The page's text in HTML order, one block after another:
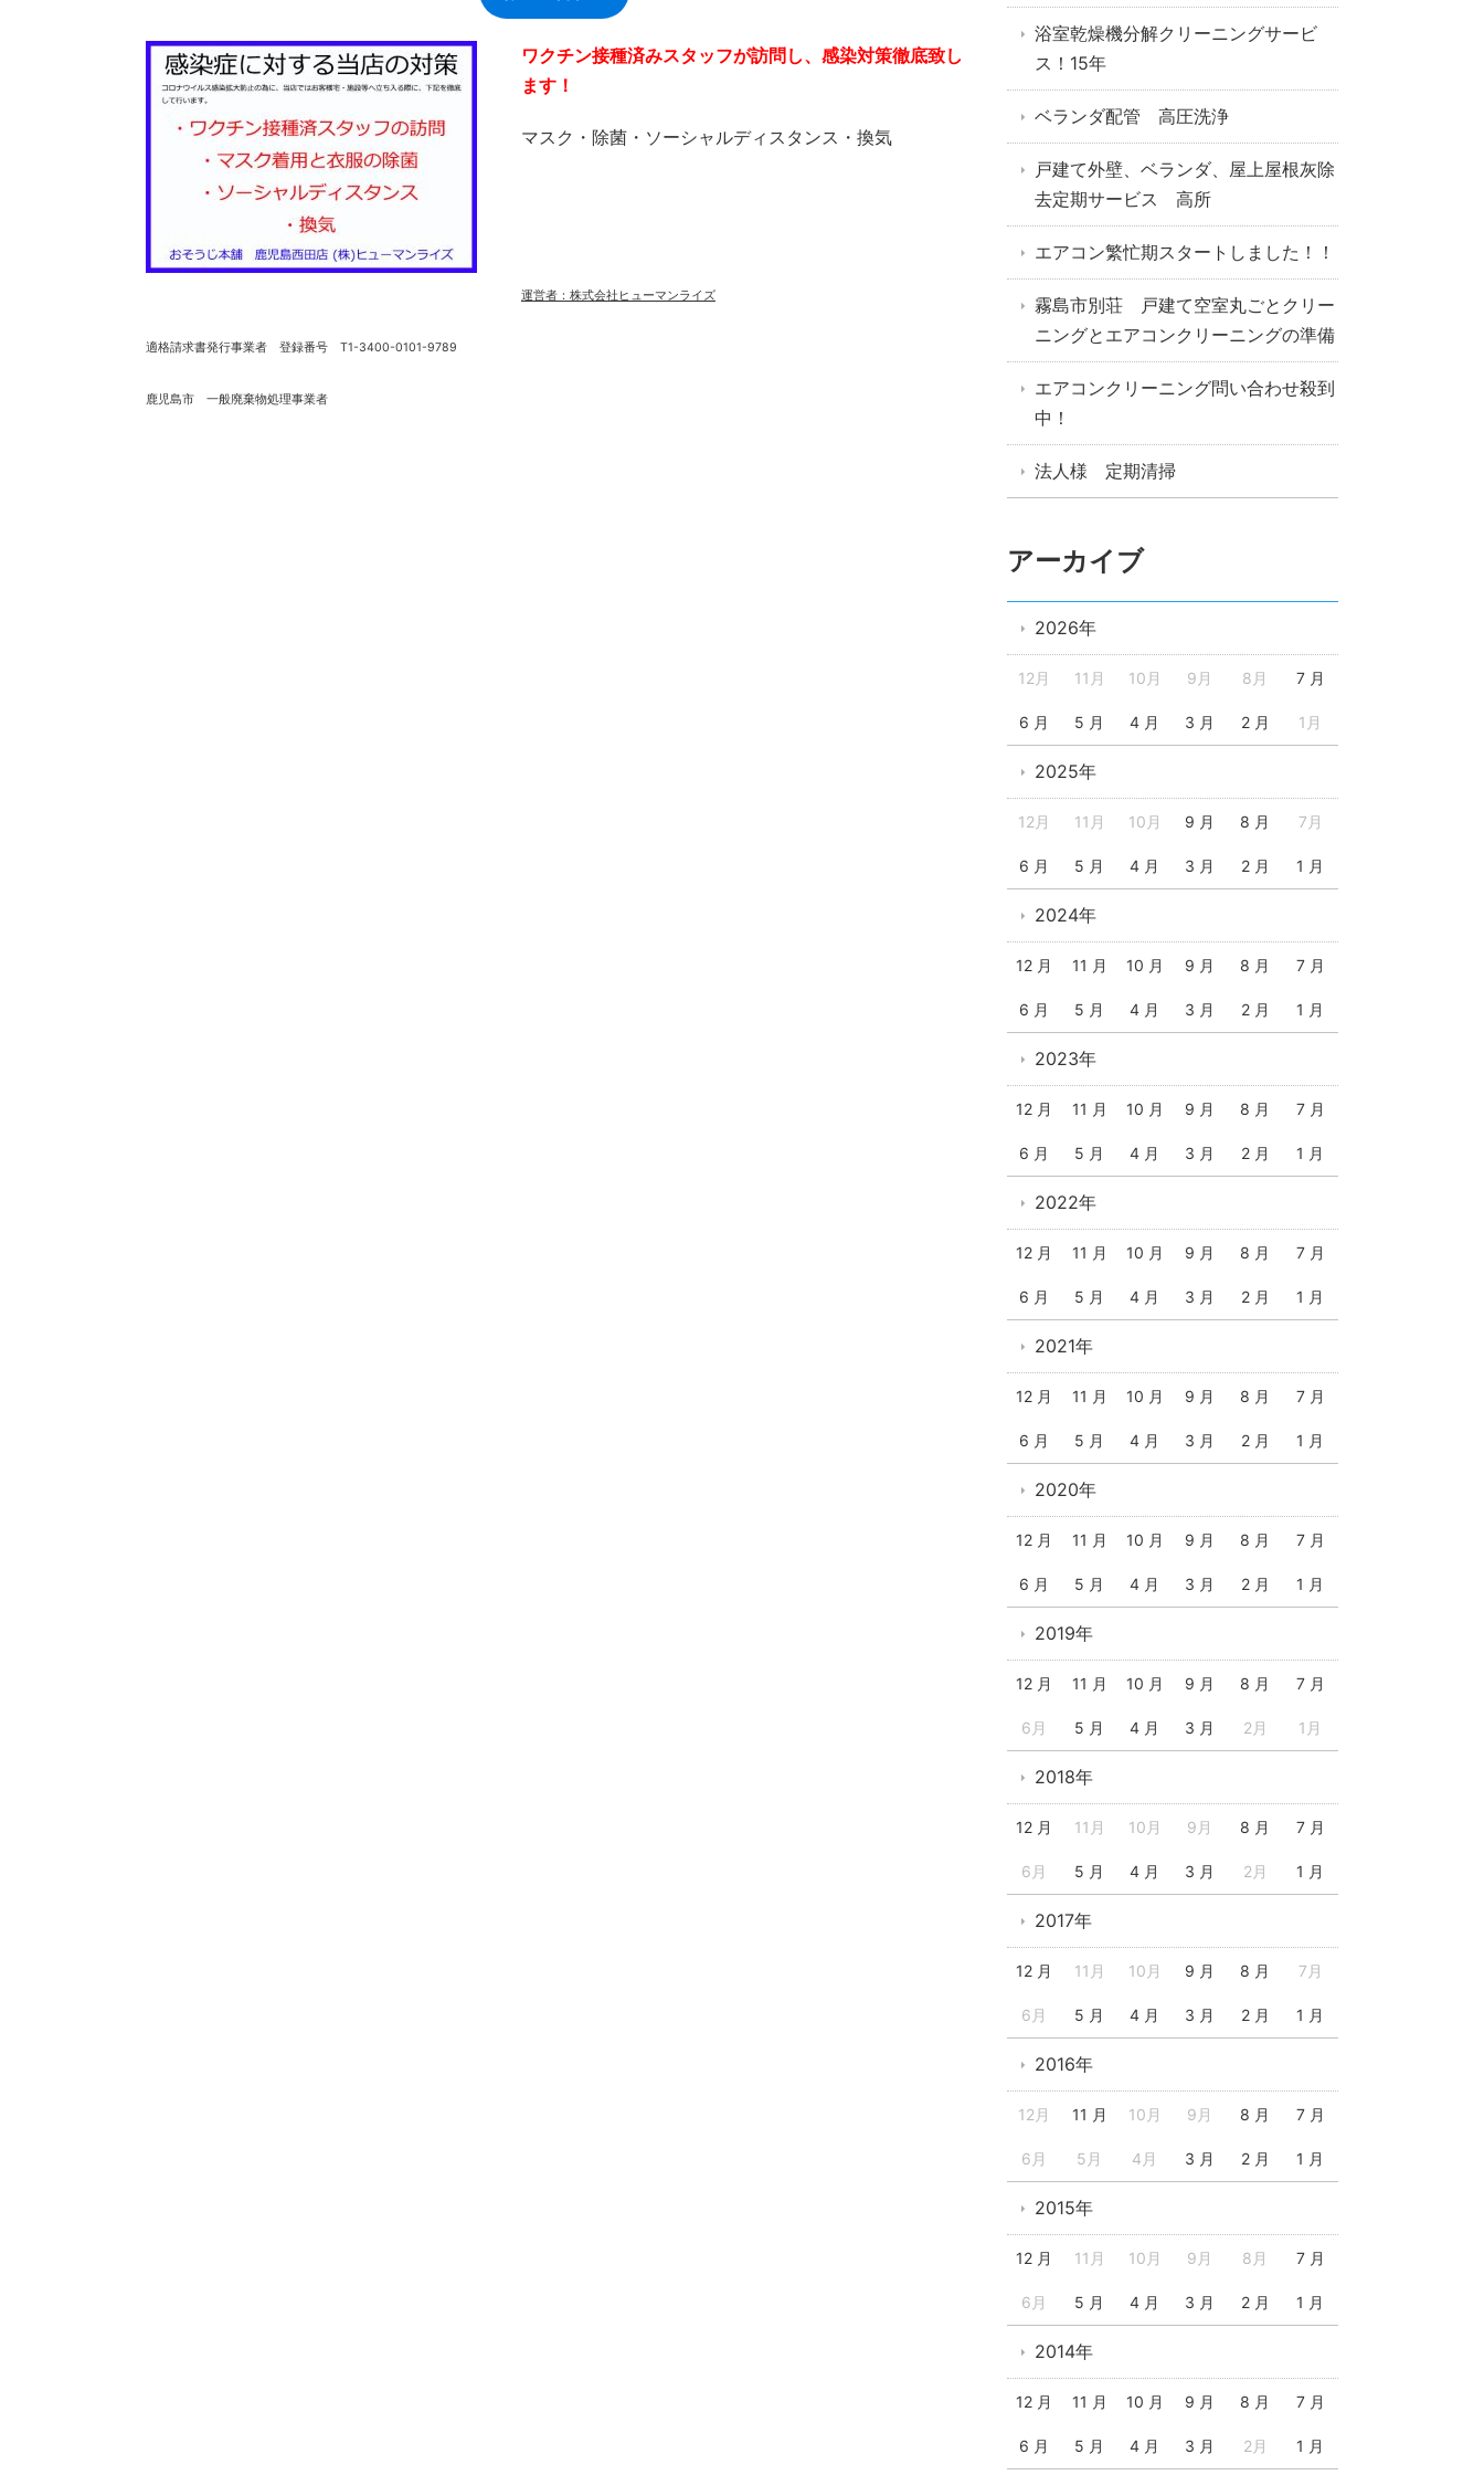
ワクチン接種済みスタッフが訪問し、感染対策徹底致し
ます！
マスク・除菌・ソーシャルディスタンス・換気
運営者：株式会社ヒューマンライズ
適格請求書発行事業者 登録番号 T1-3400-0101-9789
鹿児島市 一般廃棄物処理事業者
浴室乾燥機分解クリーニングサービ
ス！15年
ベランダ配管 高圧洗浄
戸建て外壁、ベランダ、屋上屋根灰除
去定期サービス 高所
エアコン繁忙期スタートしました！！
霧島市別荘 戸建て空室丸ごとクリー
ニングとエアコンクリーニングの準備
エアコンクリーニング問い合わせ殺到
中！
法人様 定期清掃
アーカイブ
2026年
12月 11月 10月 9月 8月 7 月
6 月 5 月 4 月 3 月 2 月 1月
2025年
12月 11月 10月 9 月 8 月 7月
6 月 5 月 4 月 3 月 2 月 1 月
2024年
12 月 11 月 10 月 9 月 8 月 7 月
6 月 5 月 4 月 3 月 2 月 1 月
2023年
12 月 11 月 10 月 9 月 8 月 7 月
6 月 5 月 4 月 3 月 2 月 1 月
2022年
12 月 11 月 10 月 9 月 8 月 7 月
6 月 5 月 4 月 3 月 2 月 1 月
2021年
12 月 11 月 10 月 9 月 8 月 7 月
6 月 5 月 4 月 3 月 2 月 1 月
2020年
12 月 11 月 10 月 9 月 8 月 7 月
6 月 5 月 4 月 3 月 2 月 1 月
2019年
12 月 11 月 10 月 9 月 8 月 7 月
6月 5 月 4 月 3 月 2月 1月
2018年
12 月 11月 10月 9月 8 月 7 月
6月 5 月 4 月 3 月 2月 1 月
2017年
12 月 11月 10月 9 月 8 月 7月
6月 5 月 4 月 3 月 2 月 1 月
2016年
12月 11 月 10月 9月 8 月 7 月
6月 5月 4月 3 月 2 月 1 月
2015年
12 月 11月 10月 9月 8月 7 月
6月 5 月 4 月 3 月 2 月 1 月
2014年
12 月 11 月 10 月 9 月 8 月 7 月
6 月 5 月 4 月 3 月 2月 1 月